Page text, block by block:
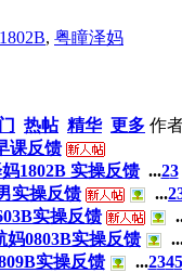
, 粤瞳泽妈
热帖 精华 更多 作
课反馈
1802B 实操反馈 ...23
实操反馈
...2
实操反馈
妈0803B实操反馈
实操反馈
...2345